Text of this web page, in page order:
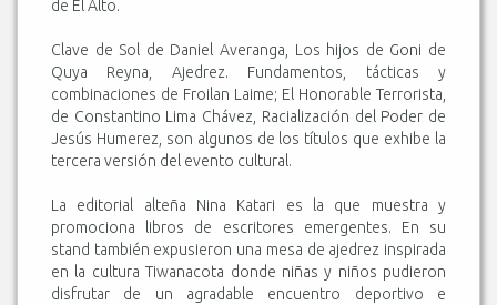
de El Alto.
Clave de Sol de Daniel Averanga, Los hijos de Goni de
Quya Reyna, Ajedrez. Fundamentos, tácticas y
combinaciones de Froilan Laime; El Honorable Terrorista,
de Constantino Lima Chávez, Racialización del Poder de
Jesús Humerez, son algunos de los títulos que exhibe la
tercera versión del evento cultural.
La editorial alteña Nina Katari es la que muestra y
promociona libros de escritores emergentes. En su
stand también expusieron una mesa de ajedrez inspirada
en la cultura Tiwanacota donde niñas y niños pudieron
disfrutar de un agradable encuentro deportivo e